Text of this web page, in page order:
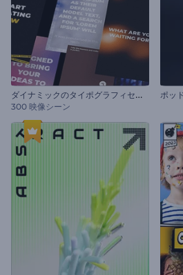
ダ
イナミックのタイポグラフィセット
300 映像シーン